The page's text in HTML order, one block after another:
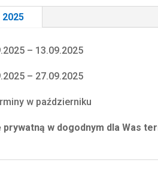
– 13.09.2025
– 27.09.2025
w październiku
prywatną w dogodnym dla Was